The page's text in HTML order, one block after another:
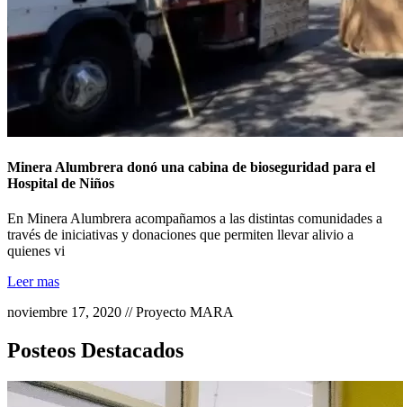
Minera Alumbrera donó una cabina de bioseguridad para el
Hospital de Niños
En Minera Alumbrera acompañamos a las distintas comunidades a
través de iniciativas y donaciones que permiten llevar alivio a
quienes vi
Leer mas
noviembre 17, 2020 // Proyecto MARA
Posteos Destacados